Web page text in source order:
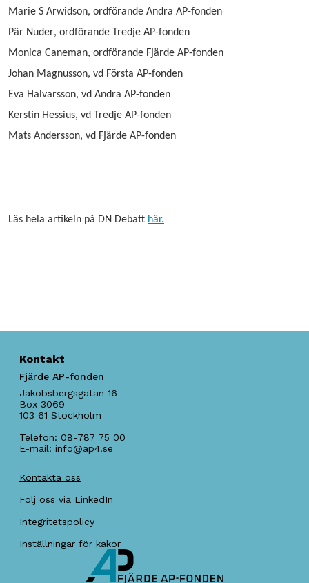
Marie S Arwidson, ordförande Andra AP-fonden
Pär Nuder, ordförande Tredje AP-fonden
Monica Caneman, ordförande Fjärde AP-fonden
Johan Magnusson, vd Första AP-fonden
Eva Halvarsson, vd Andra AP-fonden
Kerstin Hessius, vd Tredje AP-fonden
Mats Andersson, vd Fjärde AP-fonden
Läs hela artikeln på DN Debatt här.
Kontakt
Fjärde AP-fonden
Jakobsbergsgatan 16
Box 3069
103 61 Stockholm
Telefon: 08-787 75 00
E-mail: info@ap4.se
Kontakta oss
Följ oss via LinkedIn
Integritetspolicy
Inställningar för kakor